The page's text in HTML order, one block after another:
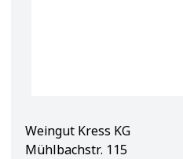
Weingut Kress KG
Mühlbachstr. 115